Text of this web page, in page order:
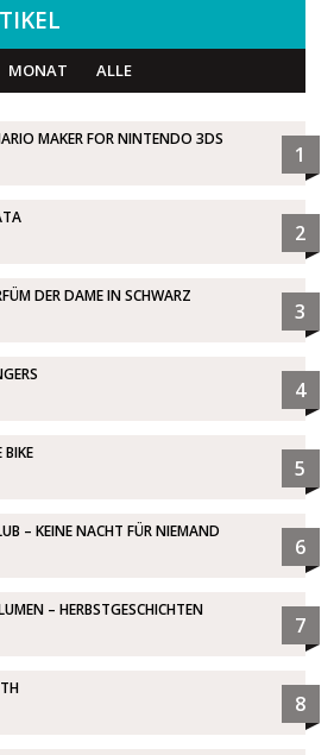
MONAT ALLE
MAKER FOR NINTENDO 3DS
1
2
DER DAME IN SCHWARZ
3
4
BIKE
5
– KEINE NACHT FÜR NIEMAND
6
– HERBSTGESCHICHTEN
7
8